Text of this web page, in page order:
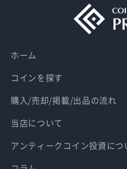
ホーム
コインを探す
購入/売却/掲載/出品の流れ
当店について
アンティークコイン投資につ